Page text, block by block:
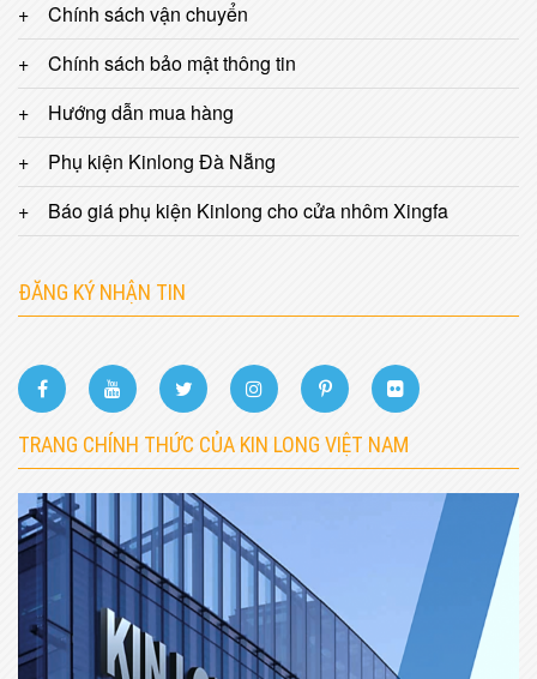
Chính sách vận chuyển
Chính sách bảo mật thông tin
Hướng dẫn mua hàng
Phụ kiện Kinlong Đà Nẵng
Báo giá phụ kiện Kinlong cho cửa nhôm Xingfa
ĐĂNG KÝ NHẬN TIN
TRANG CHÍNH THỨC CỦA KIN LONG VIỆT NAM